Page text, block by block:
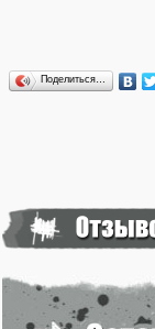
Поделиться…